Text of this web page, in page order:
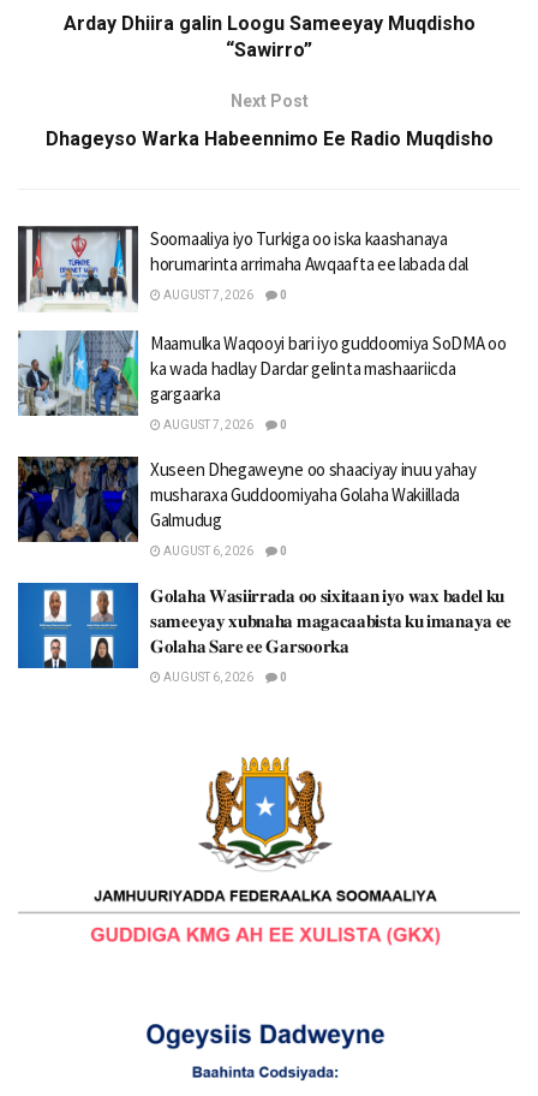
Arday Dhiira galin Loogu Sameeyay Muqdisho
“Sawirro”
Next Post
Dhageyso Warka Habeennimo Ee Radio Muqdisho
Soomaaliya iyo Turkiga oo iska kaashanaya
horumarinta arrimaha Awqaafta ee labada dal
AUGUST 7, 2026 0
Maamulka Waqooyi bari iyo guddoomiya SoDMA oo
ka wada hadlay Dardar gelinta mashaariicda
gargaarka
AUGUST 7, 2026 0
Xuseen Dhegaweyne oo shaaciyay inuu yahay
musharaxa Guddoomiyaha Golaha Wakiillada
Galmudug
AUGUST 6, 2026 0
𝐆𝐨𝐥𝐚𝐡𝐚 𝐖𝐚𝐬𝐢𝐢𝐫𝐫𝐚𝐝𝐚 𝐨𝐨 𝐬𝐢𝐱𝐢𝐭𝐚𝐚𝐧 𝐢𝐲𝐨 𝐰𝐚𝐱 𝐛𝐚𝐝𝐞𝐥 𝐤𝐮
𝐬𝐚𝐦𝐞𝐞𝐲𝐚𝐲 𝐱𝐮𝐛𝐧𝐚𝐡𝐚 𝐦𝐚𝐠𝐚𝐜𝐚𝐚𝐛𝐢𝐬𝐭𝐚 𝐤𝐮 𝐢𝐦𝐚𝐧𝐚𝐲𝐚 𝐞𝐞
𝐆𝐨𝐥𝐚𝐡𝐚 𝐒𝐚𝐫𝐞 𝐞𝐞 𝐆𝐚𝐫𝐬𝐨𝐨𝐫𝐤𝐚
AUGUST 6, 2026 0